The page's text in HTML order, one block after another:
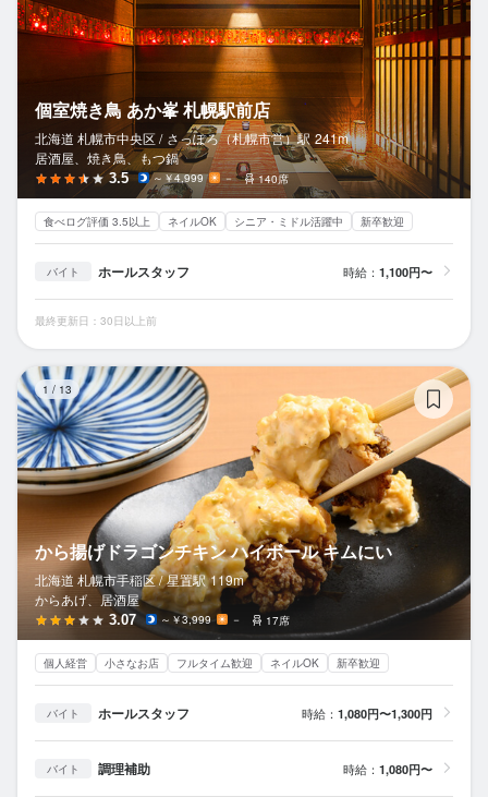
個室焼き鳥 あか峯 札幌駅前店
北海道 札幌市中央区 / さっぽろ（札幌市営）駅 241m
居酒屋、焼き鳥、もつ鍋
3.5 ～￥4,999 － 140席
食べログ評価 3.5以上 ネイルOK シニア・ミドル活躍中 新卒歓迎
バイト ホールスタッフ 時給： 1,100円〜
最終更新日：30日以上前
1 / 13
から揚げドラゴンチキン ハイボール キムにい
北海道 札幌市手稲区 / 星置駅 119m
からあげ、居酒屋
3.07 ～￥3,999 － 17席
個人経営 小さなお店 フルタイム歓迎 ネイルOK 新卒歓迎
バイト ホールスタッフ 時給： 1,080円〜1,300円
バイト 調理補助 時給： 1,080円〜